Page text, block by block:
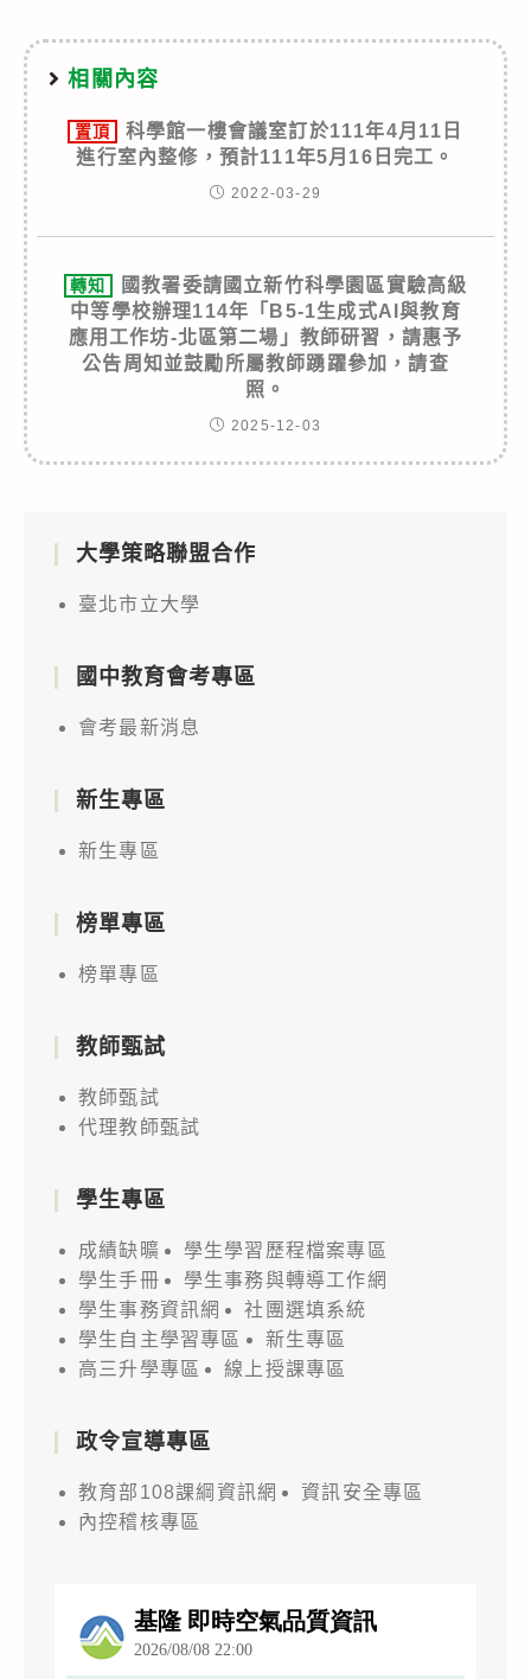
相關內容
置頂
科學館一樓會議室訂於111年4月11日
進行室內整修，預計111年5月16日完工。
2022-03-29
轉知
國教署委請國立新竹科學園區實驗高級
中等學校辦理114年「B5-1生成式AI與教育
應用工作坊-北區第二場」教師研習，請惠予
公告周知並鼓勵所屬教師踴躍參加，請查
照。
2025-12-03
大學策略聯盟合作
臺北市立大學
國中教育會考專區
會考最新消息
新生專區
新生專區
榜單專區
榜單專區
教師甄試
教師甄試
代理教師甄試
學生專區
成績缺曠
學生學習歷程檔案專區
學生手冊
學生事務與轉導工作網
學生事務資訊網
社團選填系統
學生自主學習專區
新生專區
高三升學專區
線上授課專區
政令宣導專區
教育部108課綱資訊網
資訊安全專區
內控稽核專區